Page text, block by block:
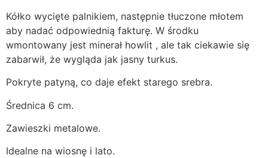
Kółko wycięte palnikiem, następnie tłuczone młotem
aby nadać odpowiednią fakturę. W środku
wmontowany jest minerał howlit , ale tak ciekawie się
zabarwił, że wygląda jak jasny turkus.
Pokryte patyną, co daje efekt starego srebra.
Średnica 6 cm.
Zawieszki metalowe.
Idealne na wiosnę i lato.